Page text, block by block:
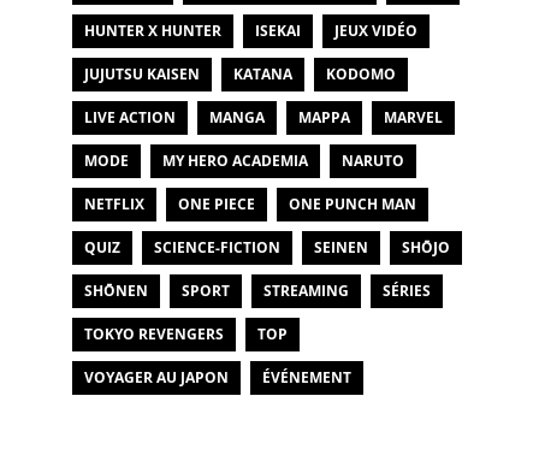
HUNTER X HUNTER ISEKAI JEUX VIDÉO
JUJUTSU KAISEN KATANA KODOMO
LIVE ACTION MANGA MAPPA MARVEL
MODE MY HERO ACADEMIA NARUTO
NETFLIX ONE PIECE ONE PUNCH MAN
QUIZ SCIENCE-FICTION SEINEN SHŌJO
SHŌNEN SPORT STREAMING SÉRIES
TOKYO REVENGERS TOP
VOYAGER AU JAPON ÉVÉNEMENT